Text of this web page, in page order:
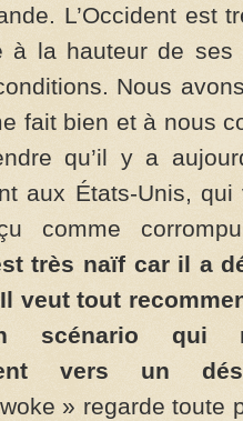
L’Occident est
à la hauteur de
Nous
fait bien et à nous
qu’il y a
aux États-Unis,
comme
très naïf car il a
veut tout
scénario qui
vers un
» regarde toute